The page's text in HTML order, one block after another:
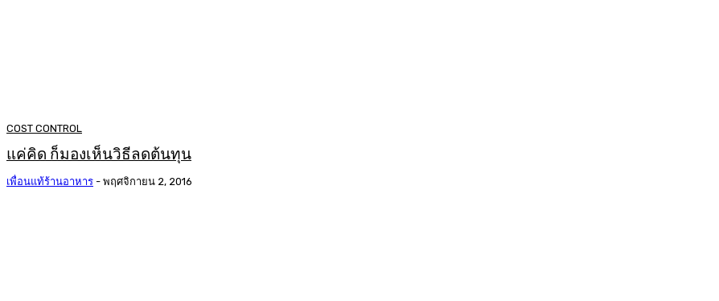
COST CONTROL
แค่คิด ก็มองเห็นวิธีลดต้นทุน
เพื่อนแท้ร้านอาหาร - พฤศจิกายน 2, 2016